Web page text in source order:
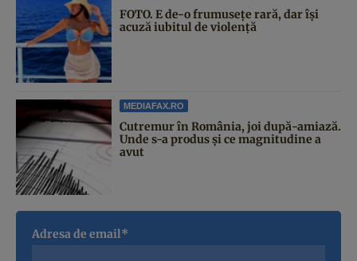
FOTO. E de-o frumusețe rară, dar își
acuză iubitul de violență
MEDIAFAX.RO
Cutremur în România, joi după-amiază.
Unde s-a produs și ce magnitudine a
avut
Adresa de email*